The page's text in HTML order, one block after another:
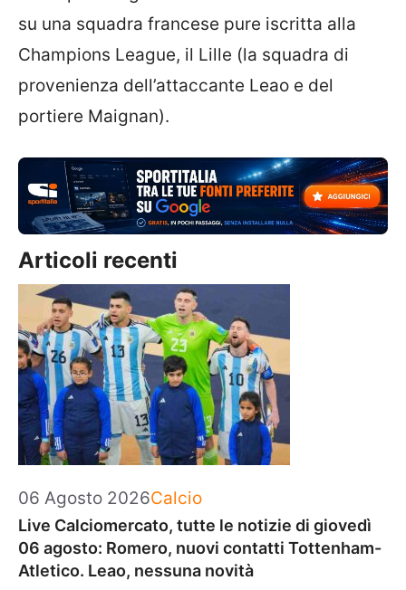
su una squadra francese pure iscritta alla
Champions League, il Lille (la squadra di
provenienza dell’attaccante Leao e del
portiere Maignan).
Articoli recenti
06 Agosto 2026Categorie
Calcio
Live Calciomercato, tutte le notizie di giovedì
06 agosto: Romero, nuovi contatti Tottenham-
Atletico. Leao, nessuna novità